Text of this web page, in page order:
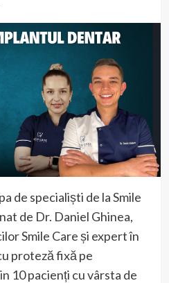
de specialiști de la Smile
de Dr. Daniel Ghinea,
Smile Care și expert în
proteză fixă pe
10 pacienți cu vârsta de